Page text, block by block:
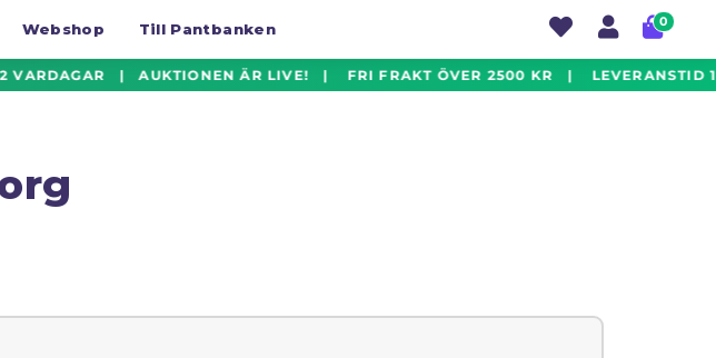
| AUKTIONEN ÄR LIVE! | FRI FRAKT ÖVER 2500 KR |
Webshop Till Pantbanken 0